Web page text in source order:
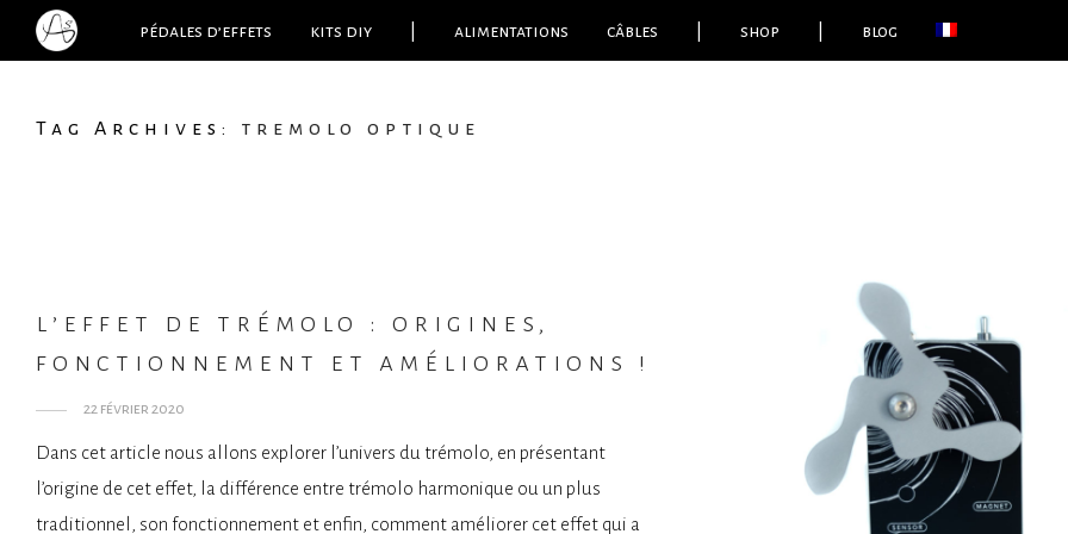
pédales d’effets kits diy alimentations câbles shop blog
Tag Archives: tremolo optique
l’effet de trémolo : origines,
fonctionnement et améliorations !
22 février 2020
Dans cet article nous allons explorer l’univers du trémolo, en présentant
l’origine de cet effet, la différence entre trémolo harmonique ou un plus
traditionnel, son fonctionnement et enfin, comment améliorer cet effet qui a